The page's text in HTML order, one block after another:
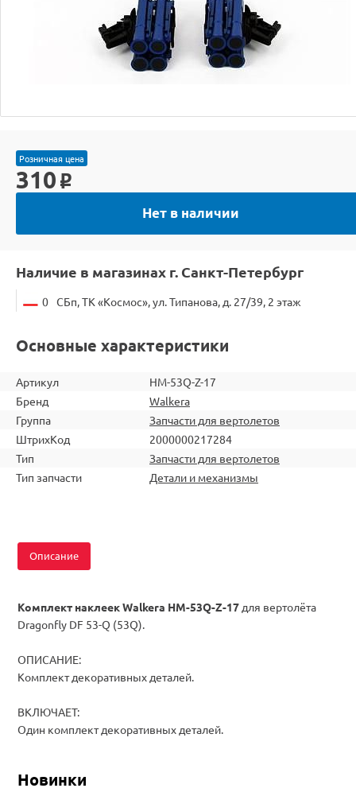
Розничная цена
310 o
Нет в наличии
Наличие в магазинах г. Санкт-Петербург
0 СБп, ТК «Космос», ул. Типанова, д. 27/39, 2 этаж
Основные характеристики
Артикул
HM-53Q-Z-17
Бренд
Walkera
Группа
Запчасти для вертолетов
ШтрихКод
2000000217284
Тип
Запчасти для вертолетов
Тип запчасти
Детали и механизмы
Описание
Комплект наклеек Walkera HM-53Q-Z-17 для вертолёта
Dragonfly DF 53-Q (53Q).
ОПИСАНИЕ:
Комплект декоративных деталей.
ВКЛЮЧАЕТ:
Один комплект декоративных деталей.
Новинки